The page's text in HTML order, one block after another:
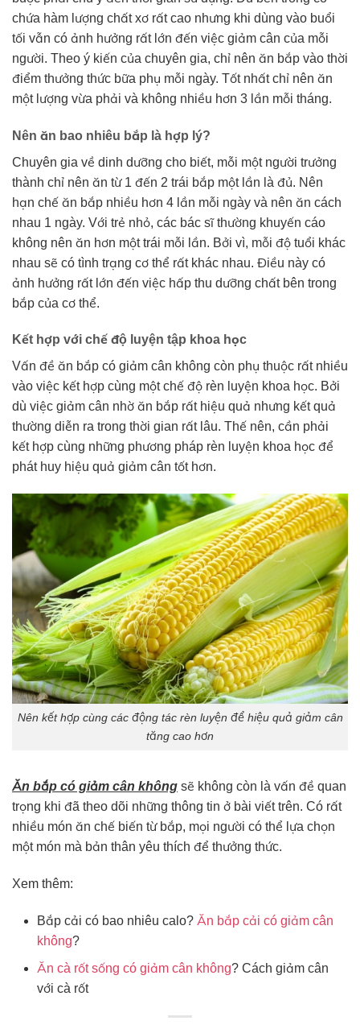
chứa hàm lượng chất xơ rất cao nhưng khi dùng vào buổi
tối vẫn có ảnh hưởng rất lớn đến việc giảm cân của mỗi
người. Theo ý kiến của chuyên gia, chỉ nên ăn bắp vào thời
điểm thưởng thức bữa phụ mỗi ngày. Tốt nhất chỉ nên ăn
một lượng vừa phải và không nhiều hơn 3 lần mỗi tháng.
Nên ăn bao nhiêu bắp là hợp lý?
Chuyên gia về dinh dưỡng cho biết, mỗi một người trưởng
thành chỉ nên ăn từ 1 đến 2 trái bắp một lần là đủ. Nên
hạn chế ăn bắp nhiều hơn 4 lần mỗi ngày và nên ăn cách
nhau 1 ngày. Với trẻ nhỏ, các bác sĩ thường khuyến cáo
không nên ăn hơn một trái mỗi lần. Bởi vì, mỗi độ tuổi khác
nhau sẽ có tình trạng cơ thể rất khác nhau. Điều này có
ảnh hưởng rất lớn đến việc hấp thu dưỡng chất bên trong
bắp của cơ thể.
Kết hợp với chế độ luyện tập khoa học
Vấn đề ăn bắp có giảm cân không còn phụ thuộc rất nhiều
vào việc kết hợp cùng một chế độ rèn luyện khoa học. Bởi
dù việc giảm cân nhờ ăn bắp rất hiệu quả nhưng kết quả
thường diễn ra trong thời gian rất lâu. Thế nên, cần phải
kết hợp cùng những phương pháp rèn luyện khoa học để
phát huy hiệu quả giảm cân tốt hơn.
Nên kết hợp cùng các động tác rèn luyện để hiệu quả giảm cân
tăng cao hơn
Ăn bắp có giảm cân không sẽ không còn là vấn đề quan
trọng khi đã theo dõi những thông tin ở bài viết trên. Có rất
nhiều món ăn chế biến từ bắp, mọi người có thể lựa chọn
một món mà bản thân yêu thích để thưởng thức.
Xem thêm:
Bắp cải có bao nhiêu calo? Ăn bắp cải có giảm cân
không?
Ăn cà rốt sống có giảm cân không? Cách giảm cân
với cà rốt